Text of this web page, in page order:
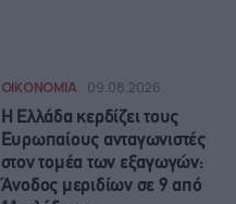
ΟΙΚΟΝΟΜΙΑ 09.08.2026
Η Ελλάδα κερδίζει τους
Ευρωπαίους ανταγωνιστές
στον τομέα των εξαγωγών:
Άνοδος μεριδίων σε 9 από